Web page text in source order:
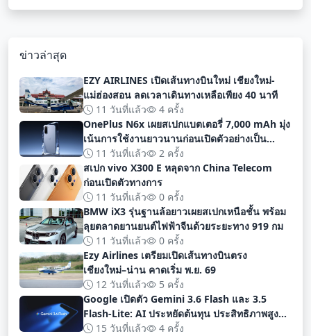
ข่าวล่าสุด
EZY AIRLINES เปิดเส้นทางบินใหม่ เชียงใหม่-
แม่ฮ่องสอน ลดเวลาเดินทางเหลือเพียง 40 นาที
11 วันที่แล้ว
4 ครั้ง
OnePlus N6x เผยสเปกแบตเตอรี่ 7,000 mAh มุ่ง
เน้นการใช้งานยาวนานก่อนเปิดตัวอย่างเป็น
ทางการ
11 วันที่แล้ว
2 ครั้ง
สเปก vivo X300 E หลุดจาก China Telecom
ก่อนเปิดตัวทางการ
11 วันที่แล้ว
0 ครั้ง
BMW iX3 รุ่นฐานล้อยาวเผยสเปกเหนือชั้น พร้อม
ลุยตลาดยานยนต์ไฟฟ้าจีนด้วยระยะทาง 919 กม
11 วันที่แล้ว
0 ครั้ง
Ezy Airlines เตรียมเปิดเส้นทางบินตรง
เชียงใหม่–น่าน คาดเริ่ม พ.ย. 69
12 วันที่แล้ว
5 ครั้ง
Google เปิดตัว Gemini 3.6 Flash และ 3.5
Flash-Lite: AI ประหยัดต้นทุน ประสิทธิภาพสูง
สำหรับนักพัฒนา
15 วันที่แล้ว 4 ครั้ง